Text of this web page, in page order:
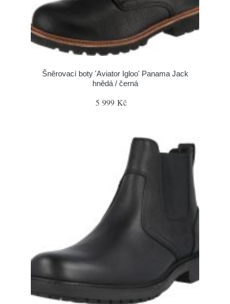
Šněrovací boty 'Aviator Igloo' Panama Jack
hnědá / černá
5 999 Kč